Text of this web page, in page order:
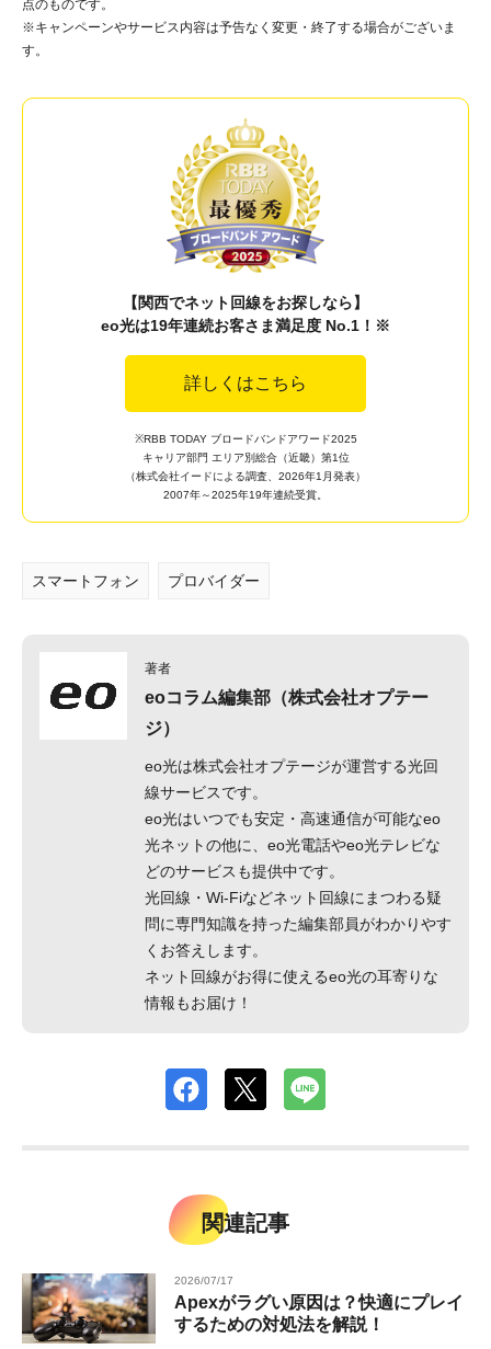
点のものです。
※キャンペーンやサービス内容は予告なく変更・終了する場合がございま
す。
【関西でネット回線をお探しなら】
eo光は19年連続お客さま満足度 No.1！※
詳しくはこちら
※RBB TODAY ブロードバンドアワード2025
キャリア部門 エリア別総合（近畿）第1位
（株式会社イードによる調査、2026年1月発表）
2007年～2025年19年連続受賞。
スマートフォン プロバイダー
著者
eoコラム編集部（株式会社オプテー
ジ）
eo光は株式会社オプテージが運営する光回
線サービスです。
eo光はいつでも安定・高速通信が可能なeo
光ネットの他に、eo光電話やeo光テレビな
どのサービスも提供中です。
光回線・Wi-Fiなどネット回線にまつわる疑
問に専門知識を持った編集部員がわかりやす
くお答えします。
ネット回線がお得に使えるeo光の耳寄りな
情報もお届け！
関連記事
2026/07/17
Apexがラグい原因は？快適にプレイ
するための対処法を解説！